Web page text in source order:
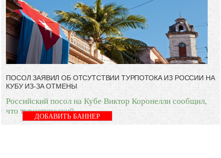
ПОСОЛ ЗАЯВИЛ ОБ ОТСУТСТВИИ ТУРПОТОКА ИЗ РОССИИ НА
КУБУ ИЗ-ЗА ОТМЕНЫ
Российский посол на Кубе Виктор Коронелли сообщил,
что туристический
ДОБАВИТЬ БАННЕР